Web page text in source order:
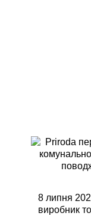
8 липня
виробник